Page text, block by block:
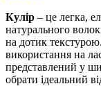
Кулір – це легка,
натурального
на дотик
використання на
представлений у
обрати ідеальний